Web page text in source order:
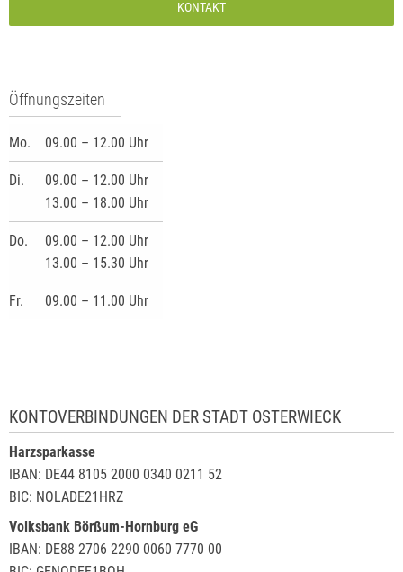
KONTAKT
Öffnungszeiten
Mo. 09.00 – 12.00 Uhr
Di.
09.00 – 12.00 Uhr
13.00 – 18.00 Uhr
Do.
09.00 – 12.00 Uhr
13.00 – 15.30 Uhr
Fr. 09.00 – 11.00 Uhr
KONTOVERBINDUNGEN DER STADT OSTERWIECK
Harzsparkasse
IBAN: DE44 8105 2000 0340 0211 52
BIC: NOLADE21HRZ
Volksbank Börßum-Hornburg eG
IBAN: DE88 2706 2290 0060 7770 00